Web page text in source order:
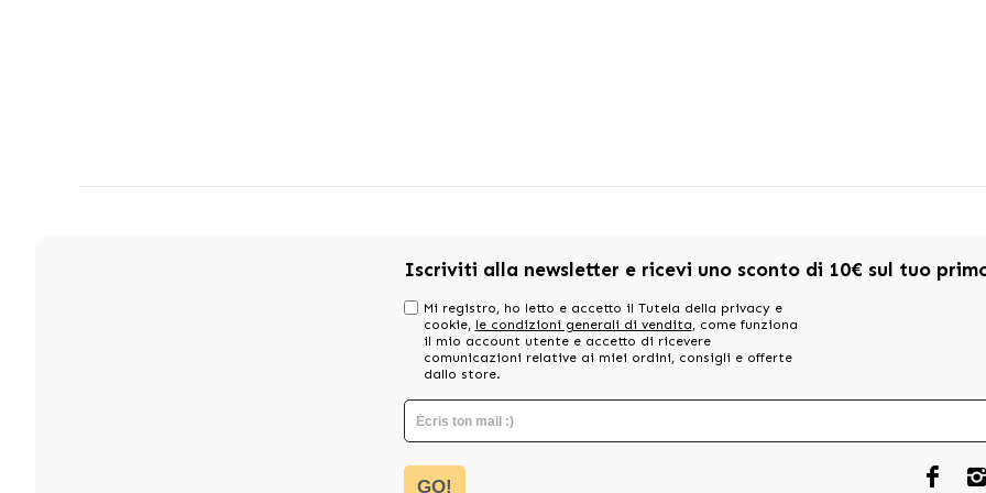
Iscriviti alla newsletter e ricevi uno sconto di 10€ sul tuo
Mi registro, ho letto e accetto il Tutela della privacy e
cookie, le condizioni generali di vendita, come funziona
il mio account utente e accetto di ricevere
comunicazioni relative ai miei ordini, consigli e offerte
dallo store.
GO!